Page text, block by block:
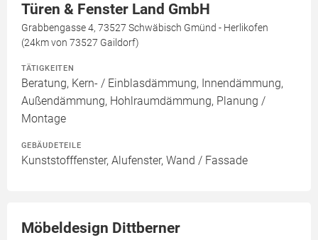
Türen & Fenster Land GmbH
Grabbengasse 4, 73527 Schwäbisch Gmünd - Herlikofen
(24km von 73527 Gaildorf)
TÄTIGKEITEN
Beratung, Kern- / Einblasdämmung, Innendämmung,
Außendämmung, Hohlraumdämmung, Planung /
Montage
GEBÄUDETEILE
Kunststofffenster, Alufenster, Wand / Fassade
Möbeldesign Dittberner